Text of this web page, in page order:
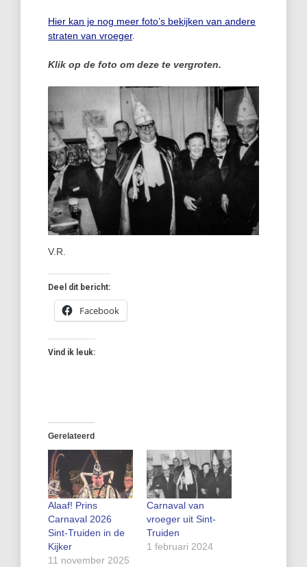
Hier kan je nog meer foto’s bekijken van andere
straten van vroeger.
Klik op de foto om deze te vergroten.
V.R.
Deel dit bericht:
Facebook
Vind ik leuk:
Gerelateerd
Alaaf! Prins
Carnaval 2026
Sint-Truiden in de
Kijker
11 november 2025
Carnaval van
vroeger uit Sint-
Truiden
1 februari 2024